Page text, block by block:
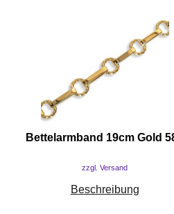
Bettelarmband 19cm Gold
zzgl. Versand
Beschreibung